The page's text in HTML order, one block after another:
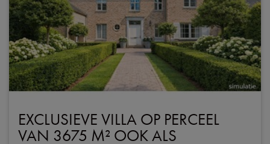
EXCLUSIEVE VILLA OP PERCEEL
VAN 3675 M² OOK ALS